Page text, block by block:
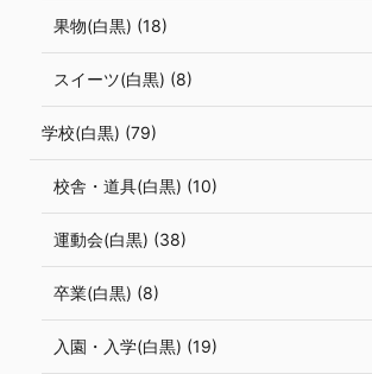
果物(白黒) (18)
スイーツ(白黒) (8)
学校(白黒) (79)
校舎・道具(白黒) (10)
運動会(白黒) (38)
卒業(白黒) (8)
入園・入学(白黒) (19)